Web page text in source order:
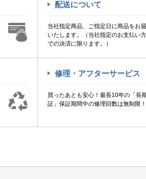
配送について
当社指定商品、ご指定日に商品をお
いたします。（当社指定のお支払い
での決済に限ります。）
修理・アフターサービス
買ったあとも安心！最長10年の「長
証」保証期間中の修理回数は無制限！